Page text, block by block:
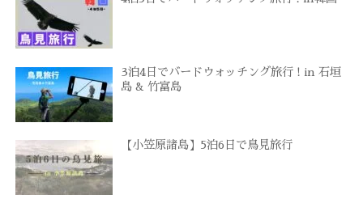
3泊4日でバードウォッチング旅行 ! in 石垣
島 & 竹富島
【小笠原諸島】5泊6日で鳥見旅行